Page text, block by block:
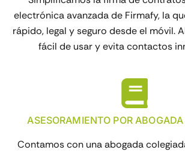
electrónica avanzada de Firmafy, la
rápido, legal y seguro desde el móvil.
fácil de usar y evita contactos
ASESORAMIENTO POR
Contamos con una abogada